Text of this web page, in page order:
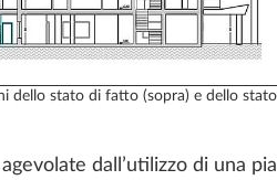
dello stato di fatto (sopra) e dello
dall’utilizzo di una